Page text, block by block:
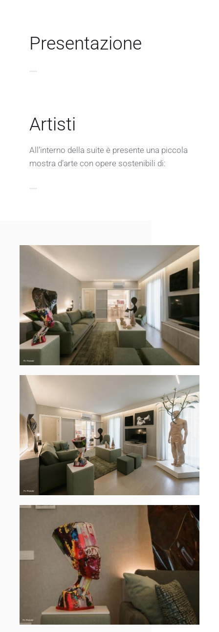
Presentazione
Artisti
All’interno della suite è presente una piccola
mostra d’arte con opere sostenibili di: